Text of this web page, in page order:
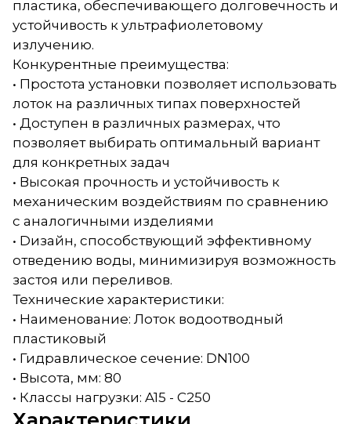
пластика, обеспечивающего долговечность и
устойчивость к ультрафиолетовому
излучению.
Конкурентные преимущества:
• Простота установки позволяет использовать
лоток на различных типах поверхностей
• Доступен в различных размерах, что
позволяет выбирать оптимальный вариант
для конкретных задач
• Высокая прочность и устойчивость к
механическим воздействиям по сравнению
с аналогичными изделиями
• Dизайн, способствующий эффективному
отведению воды, минимизируя возможность
застоя или переливов.
Технические характеристики:
• Наименование: Лоток водоотводный
пластиковый
• Гидравлическое сечение: DN100
• Высота, мм: 80
• Классы нагрузки: A15 - C250